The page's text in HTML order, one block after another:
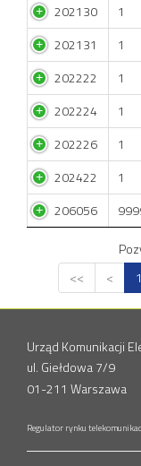
202130
1
202131
1
202222
1
202224
1
202226
1
202422
1
206056
<<
< 1
Urząd Komunikacji
ul. Giełdowa 7/9
01-211 Warszawa
Regulator rynku